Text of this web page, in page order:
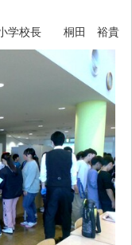
小学校長 桐田 裕貴